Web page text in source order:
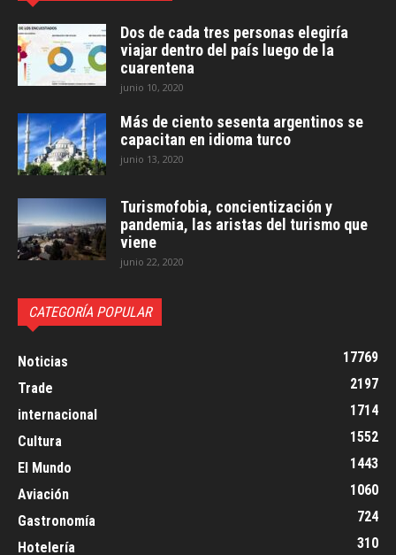
Dos de cada tres personas elegiría
viajar dentro del país luego de la
cuarentena
junio 10, 2020
Más de ciento sesenta argentinos se
capacitan en idioma turco
junio 13, 2020
Turismofobia, concientización y
pandemia, las aristas del turismo que
viene
junio 22, 2020
CATEGORÍA POPULAR
Noticias
17769
Trade
2197
internacional
1714
Cultura
1552
El Mundo
1443
Aviación
1060
Gastronomía
724
Hotelería
310